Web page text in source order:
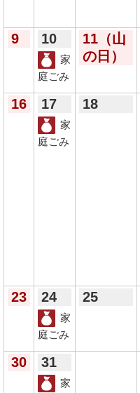
9 10
家
庭ごみ
11 （山
の日）
16 17
家
庭ごみ
18
23 24
家
庭ごみ
25
30 31
家